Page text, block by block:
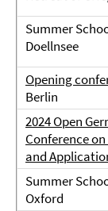
Summer
Doellnsee
Opening
Berlin
2024 Open
Conference
and
Summer
Oxford